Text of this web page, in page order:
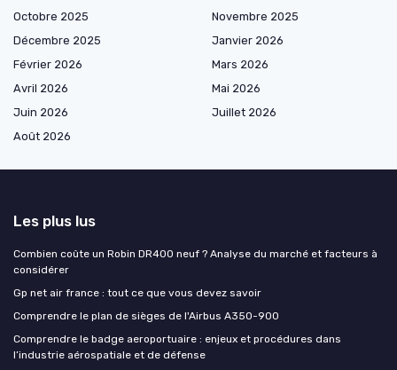
Octobre 2025
Novembre 2025
Décembre 2025
Janvier 2026
Février 2026
Mars 2026
Avril 2026
Mai 2026
Juin 2026
Juillet 2026
Août 2026
Les plus lus
Combien coûte un Robin DR400 neuf ? Analyse du marché et facteurs à
considérer
Gp net air france : tout ce que vous devez savoir
Comprendre le plan de sièges de l'Airbus A350-900
Comprendre le badge aeroportuaire : enjeux et procédures dans
l’industrie aérospatiale et de défense